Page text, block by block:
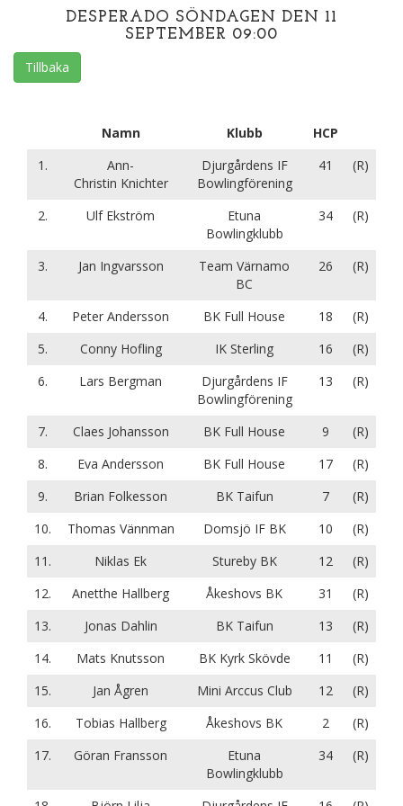
DESPERADO SÖNDAGEN DEN 11
SEPTEMBER 09:00
Tillbaka
Namn Klubb
HCP
1.
Ann-
Christin Knichter
Djurgårdens IF
Bowlingförening
41 (R)
2. Ulf Ekström
Etuna
Bowlingklubb
34 (R)
3. Jan Ingvarsson
Team Värnamo
BC
26 (R)
4. Peter Andersson BK Full House 18
(R)
5.
Conny Hofling IK Sterling 16
(R)
6.
Lars Bergman
Djurgårdens IF
Bowlingförening
13 (R)
7. Claes Johansson BK Full House 9
(R)
8.
Eva Andersson BK Full House 17
(R)
9.
Brian Folkesson BK Taifun 7
(R)
10.
Thomas Vännman Domsjö IF BK 10
(R)
11.
Niklas Ek Stureby BK 12
(R)
12.
Anetthe Hallberg Åkeshovs BK 31
(R)
13.
Jonas Dahlin BK Taifun 13
(R)
14.
Mats Knutsson BK Kyrk Skövde 11
(R)
15.
Jan Ågren Mini Arccus Club 12
(R)
16.
Tobias Hallberg Åkeshovs BK 2
(R)
17.
Göran Fransson
Etuna
Bowlingklubb
34 (R)